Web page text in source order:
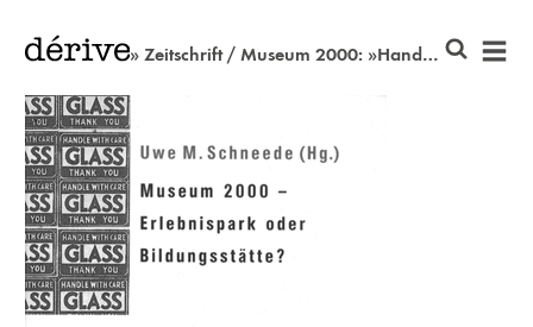
» Zeitschrift / Museum 2000: »Handle with Care«